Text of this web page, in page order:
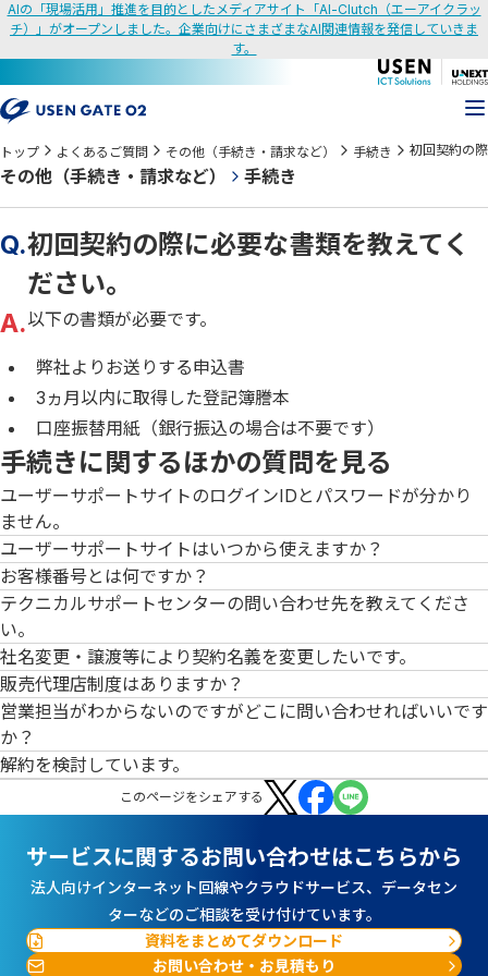
AIの「現場活用」推進を目的としたメディアサイト「AI-Clutch（エーアイクラッ
チ）」がオープンしました。企業向けにさまざまなAI関連情報を発信していきま
す。
トップ よくあるご質問 その他（手続き・請求など） 手続き 初回契約の
その他（手続き・請求など） 手続き
Q.初回契約の際に必要な書類を教えてく
ださい。
A.以下の書類が必要です。
弊社よりお送りする申込書
3ヵ月以内に取得した登記簿謄本
口座振替用紙（銀行振込の場合は不要です）
手続きに関するほかの質問を見る
ユーザーサポートサイトのログインIDとパスワードが分かり
ません。
ユーザーサポートサイトはいつから使えますか？
お客様番号とは何ですか？
テクニカルサポートセンターの問い合わせ先を教えてくださ
い。
社名変更・譲渡等により契約名義を変更したいです。
販売代理店制度はありますか？
営業担当がわからないのですがどこに問い合わせればいいです
か？
解約を検討しています。
このページをシェアする
サービスに関するお問い合わせはこちらから
法人向けインターネット回線やクラウドサービス、データセン
ターなどのご相談を受け付けています。
資料をまとめてダウンロード
お問い合わせ・お見積もり